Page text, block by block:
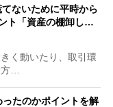
てないために平時から
ト「資産の棚卸し…
く動いたり、取引環
…
たのかポイントを解